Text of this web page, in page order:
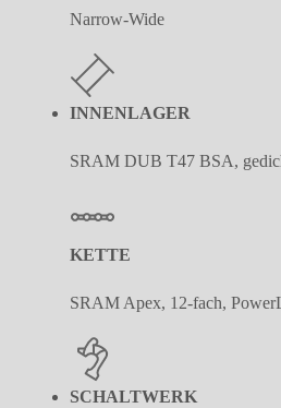
Narrow-Wide
INNENLAGER
SRAM DUB T47 BSA,
KETTE
SRAM Apex, 12-fach,
SCHALTWERK